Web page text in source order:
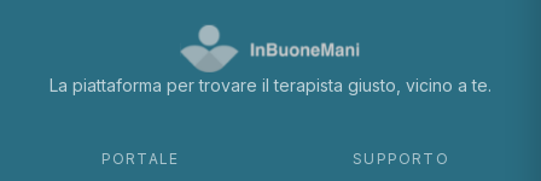
La piattaforma per trovare il terapista giusto, vicino a te.
PORTALE SUPPORTO